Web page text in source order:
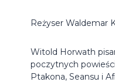
Reżyser Waldemar
Witold Horwath
poczytnych
Ptakona, Seansu i